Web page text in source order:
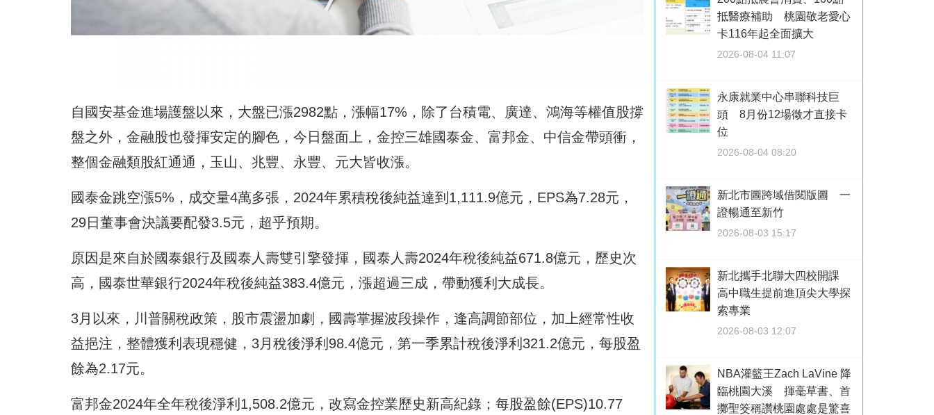
自國安基金進場護盤以來，大盤已漲2982點，漲幅17%，除了台積電、廣達、鴻海等權值股撐
盤之外，金融股也發揮安定的腳色，今日盤面上，金控三雄國泰金、富邦金、中信金帶頭衝，
整個金融類股紅通通，玉山、兆豐、永豐、元大皆收漲。
國泰金跳空漲5%，成交量4萬多張，2024年累積稅後純益達到1,111.9億元，EPS為7.28元，
29日董事會決議要配發3.5元，超乎預期。
原因是來自於國泰銀行及國泰人壽雙引擎發揮，國泰人壽2024年稅後純益671.8億元，歷史次
高，國泰世華銀行2024年稅後純益383.4億元，漲超過三成，帶動獲利大成長。
3月以來，川普關稅政策，股市震盪加劇，國壽掌握波段操作，逢高調節部位，加上經常性收
益挹注，整體獲利表現穩健，3月稅後淨利98.4億元，第一季累計稅後淨利321.2億元，每股盈
餘為2.17元。
富邦金2024年全年稅後淨利1,508.2億元，改寫金控業歷史新高紀錄；每股盈餘(EPS)10.77
抵醫療補助 桃園敬老愛心
卡116年起全面擴大
2026-08-04 11:07
永康就業中心串聯科技巨
頭 8月份12場徵才直接卡
位
2026-08-04 08:20
新北市圖跨域借閱版圖 一
證暢通至新竹
2026-08-03 15:17
新北攜手北聯大四校開課
高中職生提前進頂尖大學探
索專業
2026-08-03 12:07
NBA灌籃王Zach LaVine 降
臨桃園大溪 揮毫草書、首
擲聖筊稱讚桃園處處是驚喜